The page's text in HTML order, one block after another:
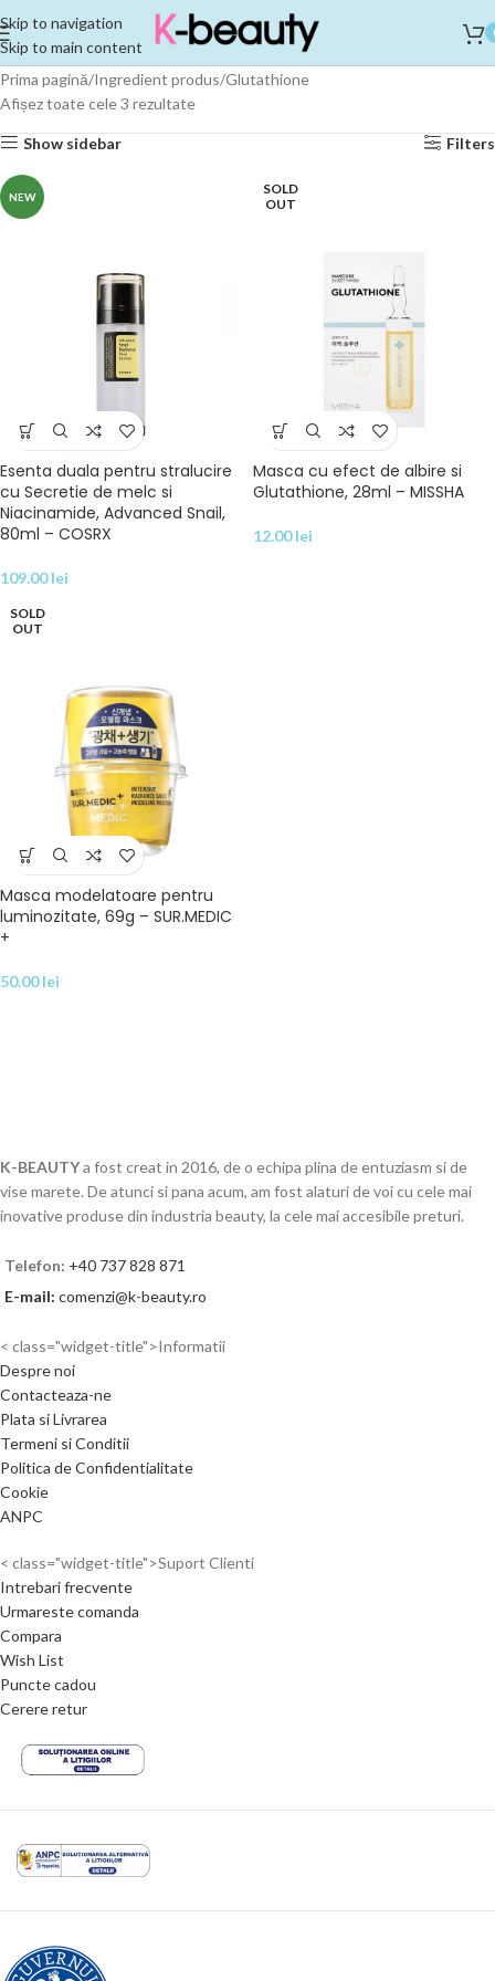
Skip to navigation
Skip to main content
Prima pagină Ingredient produs Glutathione
Afișez toate cele 3 rezultate
Show sidebar Filters
NEW
Esenta duala pentru stralucire
cu Secretie de melc si
Niacinamide, Advanced Snail,
80ml – COSRX
109.00lei
SOLD
OUT
Masca cu efect de albire si
Glutathione, 28ml – MISSHA
12.00lei
SOLD
OUT
Masca modelatoare pentru
luminozitate, 69g – SUR.MEDIC
+
50.00lei
K-BEAUTYa fost creat in 2016, de o echipa plina de entuziasm si de
vise marete. De atunci si pana acum, am fost alaturi de voi cu cele mai
inovative produse din industria beauty, la cele mai accesibile preturi.
Telefon: +40 737 828 871
E-mail: comenzi@k-beauty.ro
< class="widget-title">Informatii
Despre noi
Contacteaza-ne
Plata si Livrarea
Termeni si Conditii
Politica de Confidentialitate
Cookie
ANPC
< class="widget-title">Suport Clienti
Intrebari frecvente
Urmareste comanda
Compara
Wish List
Puncte cadou
Cerere retur